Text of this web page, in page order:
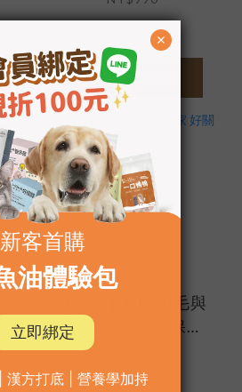
ADD TO CART
健
【團購】HOMI毛與
家 好關膝 關節保健
NT$990